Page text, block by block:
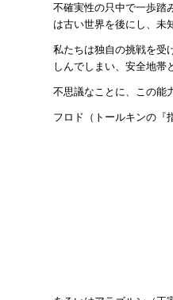
不確実性の只中で一歩踏
は古い世界を後にし、未
私たちは独自の挑戦を受
しんでしまい、安全地帯
不思議なことに、この能
フロド（トールキンの『